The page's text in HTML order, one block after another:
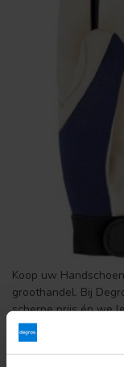
Koop uw
groothandel. Bij
scherpe prijs én we
keurmerk en
Wat betaal ik aan